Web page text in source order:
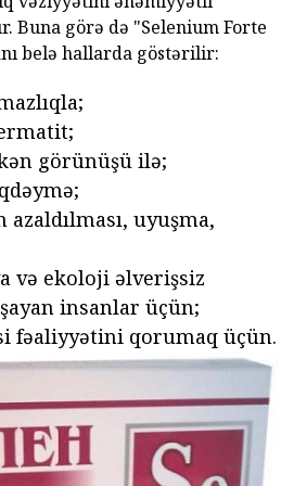
Buna görə də "Selenium Forte
belə hallarda göstərilir:
görünüşü ilə;
uyuşma,
və ekoloji əlverişsiz
insanlar üçün;
fəaliyyətini qorumaq üçün.